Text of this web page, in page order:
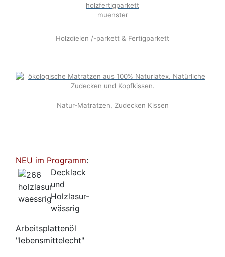
Holzdielen /-parkett & Fertigparkett
Natur-Matratzen, Zudecken Kissen
NEU im Programm:
Decklack
und
Holzlasur-
wässrig
Arbeitsplattenöl
"lebensmittelecht"